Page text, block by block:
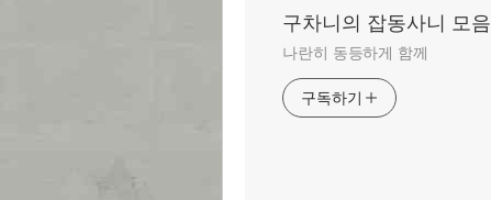
구차니의 잡동사니 모음
나란히 동등하게 함께
구독하기